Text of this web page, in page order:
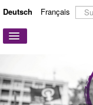
Deutsch Français
...
Navigation
ÜBER UNS
AKTIONEN UND